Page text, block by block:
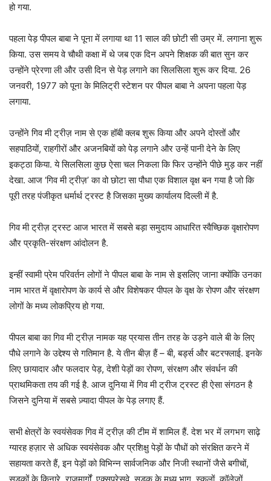
हो गया.
पहला पेड़ पीपल बाबा ने पूना में लगाया था 11 साल की छोटी सी उम्र में. लगाना शुरू
किया. उस समय वे चौथी कक्षा में थे जब एक दिन अपने शिक्षक की बात सुन कर
उन्होंने प्रेरणा ली और उसी दिन से पेड़ लगाने का सिलसिला शुरू कर दिया. 26
जनवरी, 1977 को पूना के मिलिट्री स्टेशन पर पीपल बाबा ने अपना पहला पेड़
लगाया.
उन्होंने गिव मी ट्रीज़ नाम से एक हॉबी क्लब शुरू किया और अपने दोस्तों और
सहपाठियों, राहगीरों और अजनबियों को पेड़ लगाने और उन्हें पानी देने के लिए
इकट्ठा किया. ये सिलसिला कुछ ऐसा चल निकला कि फिर उन्होंने पीछे मुड़ कर नहीं
देखा. आज ‘गिव मी ट्रीज़’ का वो छोटा सा पौधा एक विशाल वृक्ष बन गया है जो कि
पूरी तरह पंजीकृत धर्मार्थ ट्रस्ट है जिसका मुख्य कार्यालय दिल्ली में है.
गिव मी ट्रीज़ ट्रस्ट आज भारत में सबसे बड़ा समुदाय आधारित स्वैच्छिक वृक्षारोपण
और प्रकृति-संरक्षण आंदोलन है.
इन्हीं स्वामी प्रेम परिवर्तन लोगों ने पीपल बाबा के नाम से इसलिए जाना क्योंकि उनका
नाम भारत में वृक्षारोपण के कार्य से और विशेषकर पीपल के वृक्ष के रोपण और संरक्षण
लोगों के मध्य लोकप्रिय हो गया.
पीपल बाबा का गिव मी ट्रीज़ नामक यह प्रयास तीन तरह के उड़ने वाले बी के लिए
पौधे लगाने के उद्देश्य से गतिमान है. ये तीन बीज़ हैं – बी, बर्ड्स और बटरफ्लाई. इनके
लिए छायादार और फलदार पेड़, देशी पेड़ों का रोपण, संरक्षण और संवर्धन की
प्राथमिकता तय की गई है. आज दुनिया में गिव मी ट्रीज ट्रस्ट ही ऐसा संगठन है
जिसने दुनिया में सबसे ज़्यादा पीपल के पेड़ लगाए हैं.
सभी क्षेत्रों के स्वयंसेवक गिव में ट्रीज़ की टीम में शामिल हैं. देश भर में लगभग साढ़े
ग्यारह हज़ार से अधिक स्वयंसेवक और प्रशिक्षु पेड़ों के पौधों को संरक्षित करने में
सहायता करते हैं, इन पेड़ों को विभिन्न सार्वजनिक और निजी स्थानों जैसे बगीचों,